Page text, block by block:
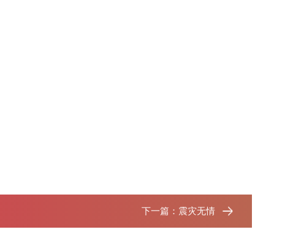
下一篇： 震灾无情